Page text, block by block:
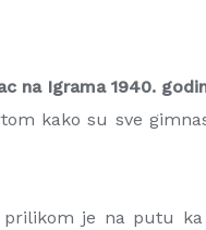
na Igrama 1940.
kako su sve
je na putu